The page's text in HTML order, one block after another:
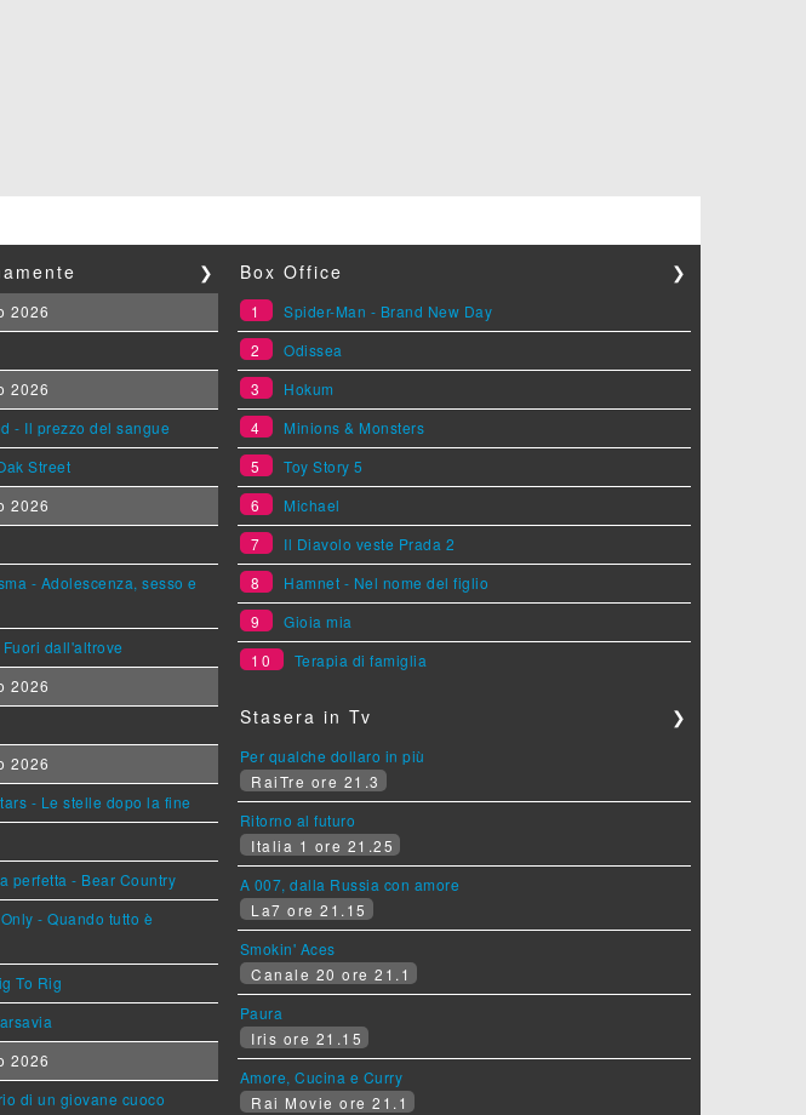
❯
2026
2026
- Il prezzo del sangue
Street
2026
- Adolescenza, sesso e
dall'altrove
2026
2026
- Le stelle dopo la fine
perfetta - Bear Country
- Quando tutto è
To Rig
2026
di un giovane cuoco
Box Office ❯
1
Spider-Man - Brand New Day
2
Odissea
3
Hokum
4
Minions & Monsters
5
Toy Story 5
6
Michael
7
Il Diavolo veste Prada 2
8
Hamnet - Nel nome del figlio
9
Gioia mia
10
Terapia di famiglia
Stasera in Tv ❯
Per qualche dollaro in più
RaiTre ore 21.3
Ritorno al futuro
Italia 1 ore 21.25
A 007, dalla Russia con amore
La7 ore 21.15
Smokin' Aces
Canale 20 ore 21.1
Paura
Iris ore 21.15
Amore, Cucina e Curry
Rai Movie ore 21.1